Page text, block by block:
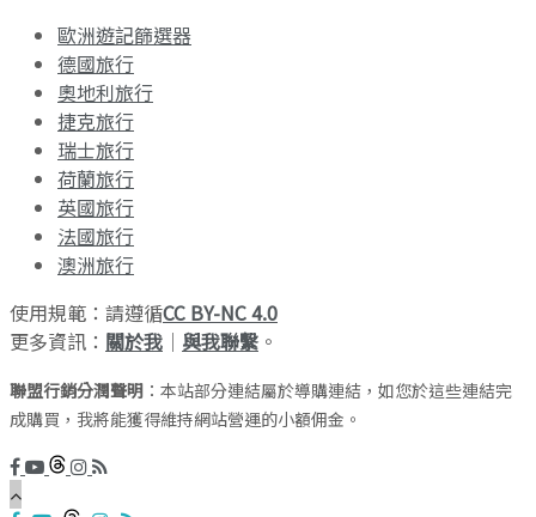
歐洲遊記篩選器
德國旅行
奧地利旅行
捷克旅行
瑞士旅行
荷蘭旅行
英國旅行
法國旅行
澳洲旅行
使用規範：請遵循CC BY-NC 4.0
更多資訊： 關於我 ｜ 與我聯繫 。
聯盟行銷分潤聲明 ：本站部分連結屬於導購連結，如您於這些連結完
成購買，我將能獲得維持網站營運的小額佣金。